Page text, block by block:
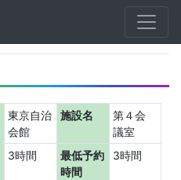
東京自治
会館
施設名
第４会
議室
3時間
最低予約
時間
3時間